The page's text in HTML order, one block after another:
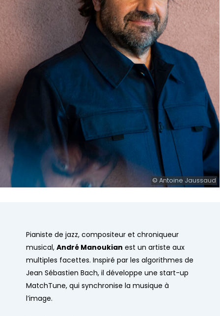
© Antoine Jaussaud
Pianiste de jazz, compositeur et chroniqueur
musical, André Manoukian est un artiste aux
multiples facettes. Inspiré par les algorithmes de
Jean Sébastien Bach, il développe une start-up
MatchTune, qui synchronise la musique à
l’image.